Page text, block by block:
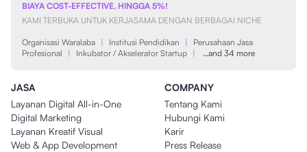
BIAYA COST-EFFECTIVE, HINGGA 5%!
KAMI TERBUKA UNTUK KERJASAMA DENGAN BERBAGAI NICHE
Organisasi Waralaba | Institusi Pendidikan |
Perusahaan Jasa
Profesional
| Inkubator / Akselerator Startup | …and 34 more
JASA
Layanan Digital All-in-One
Digital Marketing
Layanan Kreatif Visual
Web & App Development
COMPANY
Tentang Kami
Hubungi Kami
Karir
Press Release